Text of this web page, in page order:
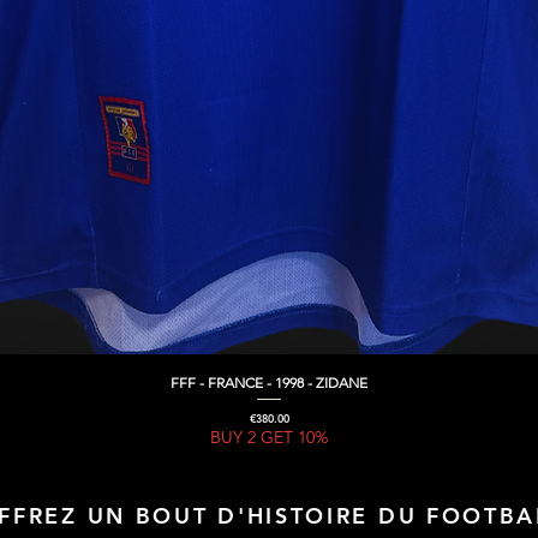
Quick View
FFF - FRANCE - 1998 - ZIDANE
Price
€380.00
BUY 2 GET 10%
UN BOUT D'HISTOIRE DU